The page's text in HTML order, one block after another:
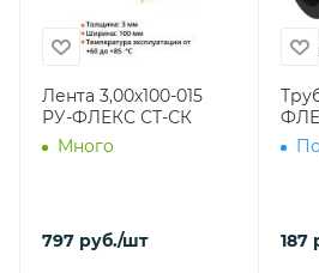
Лента 3,00х100-015
РУ-ФЛЕКС СТ-СК
Много
797 руб./шт 187